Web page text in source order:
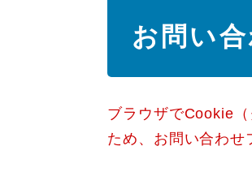
お問い
ブラウザでCookie
ため、お問い合わせ